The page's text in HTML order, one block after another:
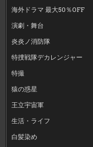
海外ドラマ 最大50％OFF
演劇・舞台
炎炎ノ消防隊
特捜戦隊デカレンジャー
特撮
猿の惑星
王立宇宙軍
生活・ライフ
白髪染め